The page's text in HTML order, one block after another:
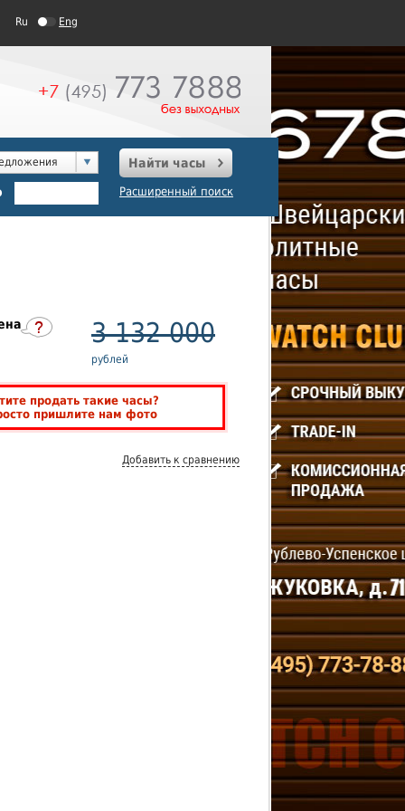
Ru Eng
Найти часы
Расширенный поиск
3 132 000
рублей
продать такие часы?
пришлите нам фото
Добавить к сравнению